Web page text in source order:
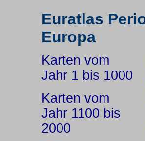
Euratlas
Europa
Karten vom
Jahr 1 bis 1000
Karten vom
Jahr 1100 bis
2000